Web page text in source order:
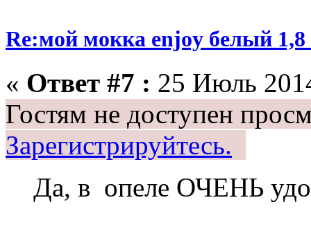
Re:мой мокка enjoy белый
« Ответ #7 : 25 Июль
Гостям не доступен
Зарегистрируйтесь.
Да, в опеле ОЧЕНЬ